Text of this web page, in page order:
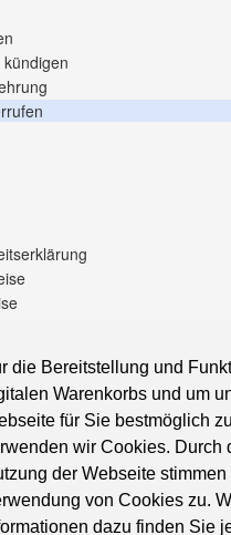
die Bereitstellung und
Warenkorbs und um
für Sie bestmöglich
wir Cookies. Durch
der Webseite
von Cookies zu.
dazu finden Sie
0
20
verlag.de